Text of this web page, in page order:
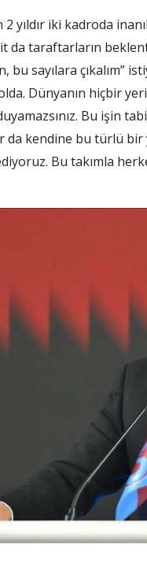
2 yıldır iki kadroda
da taraftarların
bu sayılara
Dünyanın hiçbir
Bu işin
kendine bu türlü
Bu takımla